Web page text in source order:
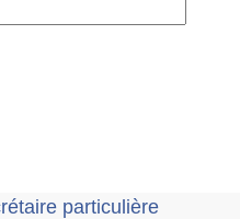
particulière